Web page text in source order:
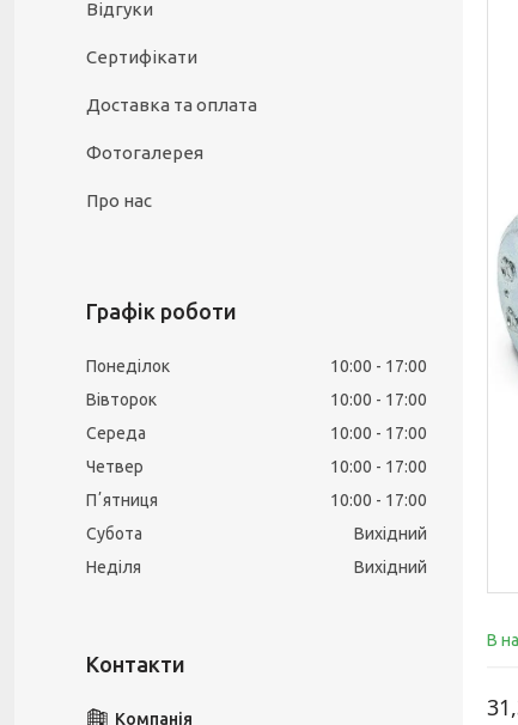
В
Відгуки
Сертифікати
Доставка та оплата
Фотогалерея
Про нас
Графік роботи
Понеділок 10:00
17:00
Вівторок
10:00
17:00
Середа
10:00
17:00
Четвер
10:00
17:00
Пʼятниця
10:00
17:00
Субота
Вихідний
Неділя
Вихідний